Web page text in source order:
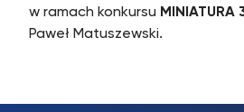
w ramach konkursu MINIATURA
Paweł Matuszewski.